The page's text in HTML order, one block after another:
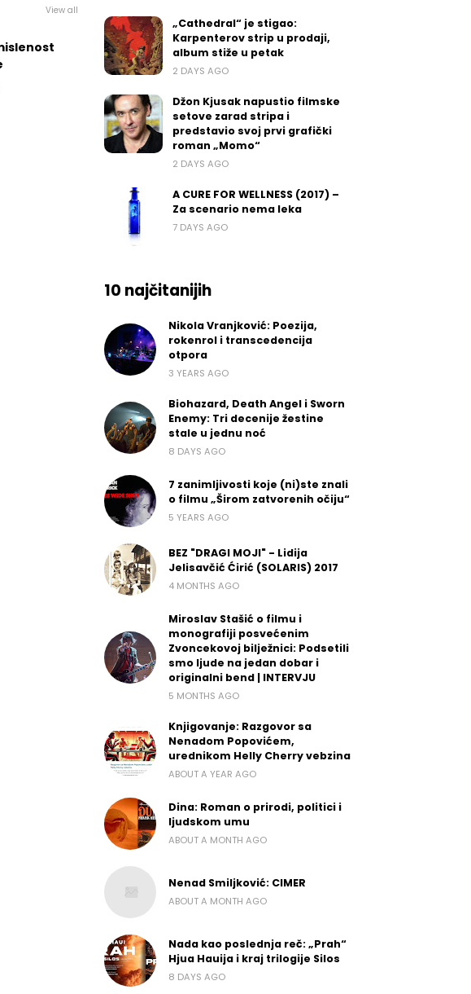
View all
„Cathedral“ je stigao:
Karpenterov strip u prodaji,
album stiže u petak
2 DAYS AGO
Džon Kjusak napustio filmske
setove zarad stripa i
predstavio svoj prvi grafički
roman „Momo“
2 DAYS AGO
A CURE FOR WELLNESS (2017) –
Za scenario nema leka
7 DAYS AGO
10 najčitanijih
Nikola Vranjković: Poezija,
rokenrol i transcedencija
otpora
3 YEARS AGO
Biohazard, Death Angel i Sworn
Enemy: Tri decenije žestine
stale u jednu noć
8 DAYS AGO
7 zanimljivosti koje (ni)ste znali
o filmu „Širom zatvorenih očiju“
5 YEARS AGO
BEZ "DRAGI MOJI" - Lidija
Jelisavčić Ćirić (SOLARIS) 2017
4 MONTHS AGO
Miroslav Stašić o filmu i
monografiji posvećenim
Zvoncekovoj bilježnici: Podsetili
smo ljude na jedan dobar i
originalni bend | INTERVJU
5 MONTHS AGO
Knjigovanje: Razgovor sa
Nenadom Popovićem,
urednikom Helly Cherry vebzina
ABOUT A YEAR AGO
Dina: Roman o prirodi, politici i
ljudskom umu
ABOUT A MONTH AGO
Nenad Smiljković: CIMER
ABOUT A MONTH AGO
Nada kao poslednja reč: „Prah“
Hjua Hauija i kraj trilogije Silos
8 DAYS AGO